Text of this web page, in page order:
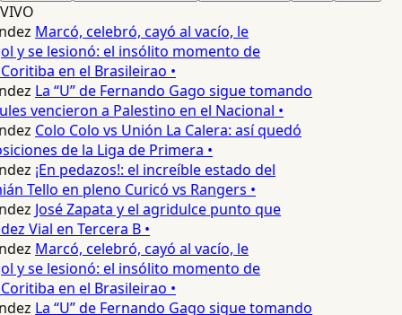
VIVO
Marcó, celebró, cayó al vacío, le
y se lesionó: el insólito momento de
en el Brasileirao •
La “U” de Fernando Gago sigue tomando
vencieron a Palestino en el Nacional •
Colo Colo vs Unión La Calera: así quedó
de la Liga de Primera •
¡En pedazos!: el increíble estado del
Tello en pleno Curicó vs Rangers •
José Zapata y el agridulce punto que
Vial en Tercera B •
Marcó, celebró, cayó al vacío, le
y se lesionó: el insólito momento de
en el Brasileirao •
La “U” de Fernando Gago sigue tomando